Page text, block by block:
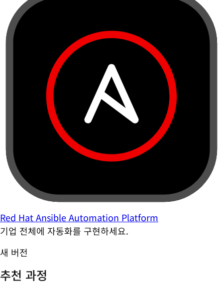
Red Hat Ansible Automation Platform
기업 전체에 자동화를 구현하세요.
새 버전
추천 과정